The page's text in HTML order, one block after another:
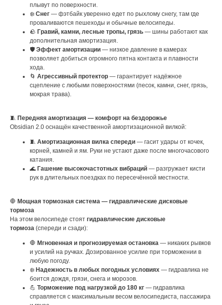
плывут по поверхности.
❄️ Снег — фэтбайк уверенно едет по рыхлому снегу, там где
проваливаются пешеходы и обычные велосипеды.
🪨 Гравий, камни, лесные тропы, грязь — шины работают как
дополнительная амортизация.
🛡️ Эффект амортизации — низкое давление в камерах
позволяет добиться огромного пятна контакта и плавности
хода.
🌀 Агрессивный протектор — гарантирует надёжное
сцепление с любыми поверхностями (песок, камни, снег, грязь,
мокрая трава).
🧵 Передняя амортизация — комфорт на бездорожье
Obsidian 2.0 оснащён качественной амортизационной вилкой:
🧵 Амортизационная вилка спереди — гасит удары от кочек,
корней, камней и ям. Руки не устают даже после многочасового
катания.
🌊 Гашение высокочастотных вибраций — разгружает кисти
рук в длительных поездках по пересечённой местности.
🛑 Мощная тормозная система — гидравлические дисковые
тормоза
На этом велосипеде стоят гидравлические дисковые
тормоза (спереди и сзади):
🛑 Мгновенная и прогнозируемая остановка — никаких рывков
и усилий на ручках. Дозированное усилие при торможении в
любую погоду.
❄️ Надежность в любых погодных условиях — гидравлика не
боится дождя, грязи, снега и морозов.
💪 Торможение под нагрузкой до 180 кг — гидравлика
справляется с максимальным весом велосипедиста, пассажира